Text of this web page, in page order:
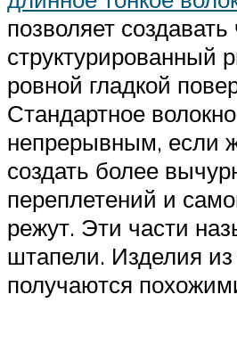
позволяет создавать
структурированный
ровной гладкой
Стандартное
непрерывным, если
создать более
переплетений и
режут. Эти части
штапели. Изделия
получаются